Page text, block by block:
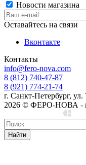
Новости магазина
Оставайтесь на связи
Вконтакте
Контакты
info@fero-nova.com
8 (812) 740-47-87
8 (921) 774-21-74
г. Санкт-Петербург,
2026 © ФЕРО-НОВА -
Найти